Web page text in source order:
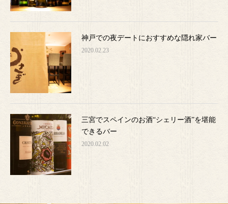
神戸での夜デートにおすすめな隠れ家バー
2020.02.23
三宮でスペインのお酒“シェリー酒”を堪能
できるバー
2020.02.02